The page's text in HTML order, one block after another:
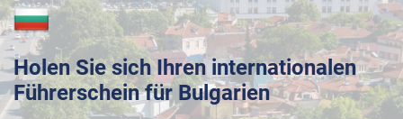
Holen Sie sich Ihren internationalen
Führerschein für Bulgarien